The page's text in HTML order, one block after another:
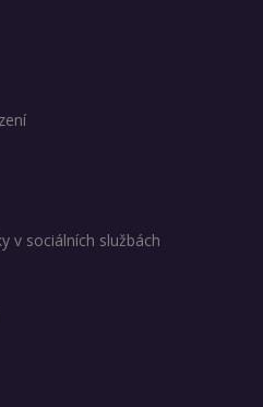
v sociálních službách